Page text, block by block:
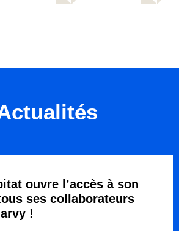
ouvre l’accès à son
ses collaborateurs
!